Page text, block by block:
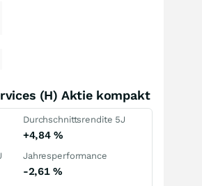
(H) Aktie kompakt
Durchschnittsrendite 5J
+4,84%
Jahresperformance
-2,61%